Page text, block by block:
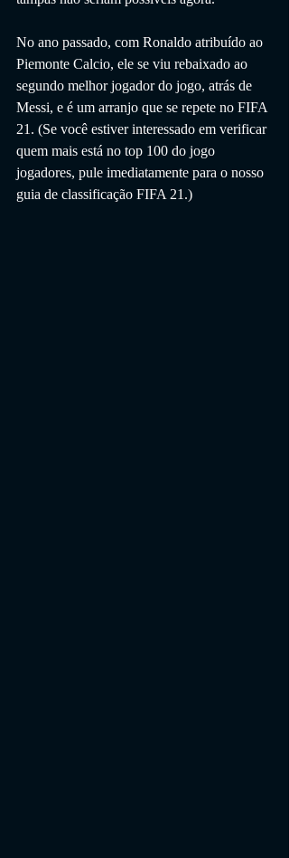
No ano passado, com Ronaldo atribuído ao
Piemonte Calcio, ele se viu rebaixado ao
segundo melhor jogador do jogo, atrás de
Messi, e é um arranjo que se repete no FIFA
21. (Se você estiver interessado em verificar
quem mais está no top 100 do jogo
jogadores, pule imediatamente para o nosso
guia de classificação FIFA 21.)